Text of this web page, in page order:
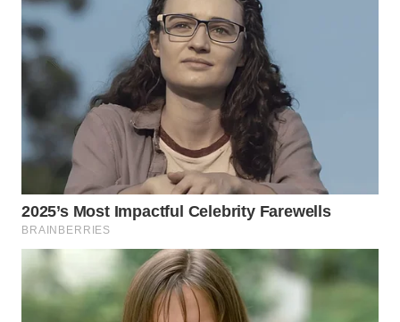
TANJUNG
LESUNG
WN
WN
SIMALUNGUN
LABUHANBATU